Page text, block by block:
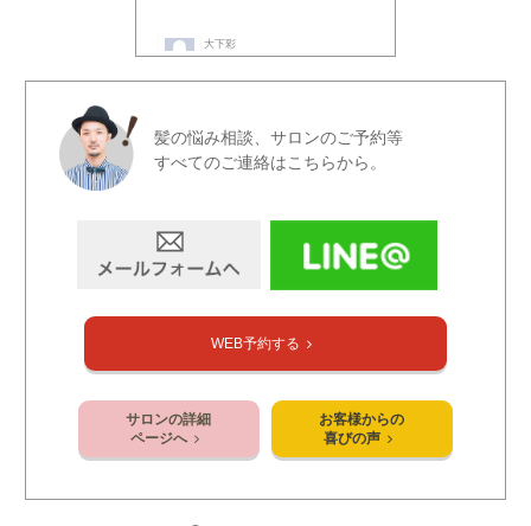
髪の悩み相談、サロンのご予約等
すべてのご連絡はこちらから。
WEB予約する
サロンの詳細
ページへ
お客様からの
喜びの声